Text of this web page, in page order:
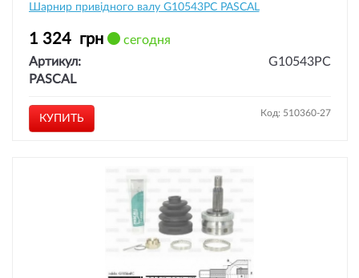
Шарнир привідного валу G10543PC PASCAL
1 324 грн
сегодня
Артикул:
G10543PC
PASCAL
КУПИТЬ Код: 510360-27